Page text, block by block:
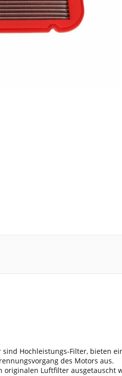
sind Hochleistungs-Filter, bieten
des Motors aus.
originalen Luftfilter